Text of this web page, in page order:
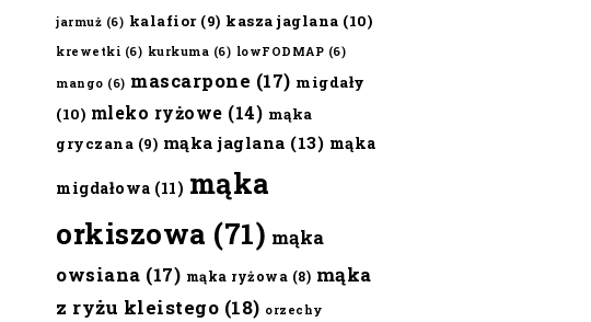
jarmuż (6) kalafior(9) kasza jaglana (10)
krewetki (6) kurkuma (6) lowFODMAP (6)
mango (6) mascarpone (17) migdały
(10) mleko ryżowe (14) mąka
gryczana (9) mąka jaglana (13) mąka
migdałowa (11) mąka
orkiszowa (71) mąka
owsiana (17) mąka ryżowa (8) mąka
z ryżu kleistego (18) orzechy